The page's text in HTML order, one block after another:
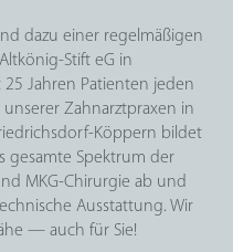
dazu einer regelmäßigen
Stift eG in
25 Jahren Patienten jeden
Zahnarztpraxen in
Köppern bildet
gesamte Spektrum der
MKG-Chirurgie ab und
Ausstattung. Wir
— auch für Sie!